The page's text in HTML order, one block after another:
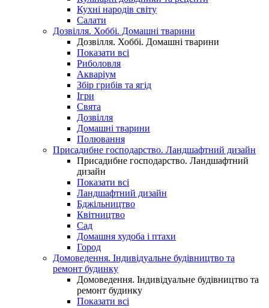
Кухні народів світу
Салати
Дозвілля. Хоббі. Домашні тварини
Дозвілля. Хоббі. Домашні тварини
Показати всі
Риболовля
Акваріум
Збір грибів та ягід
Ігри
Свята
Дозвілля
Домашні тварини
Полювання
Присадибне господарство. Ландшафтний дизайн
Присадибне господарство. Ландшафтний
дизайн
Показати всі
Ландшафтний дизайн
Бджільництво
Квітництво
Сад
Домашня худоба і птахи
Город
Домоведення. Індивідуальне будівництво та
ремонт будинку
Домоведення. Індивідуальне будівництво та
ремонт будинку
Показати всі